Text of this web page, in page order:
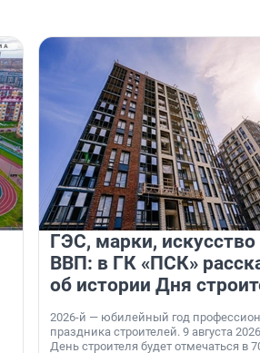
ГЭС, марки, искусство
ВВП: в ГК «ПСК»
об истории Дня
2026-й — юбилейный год
праздника строителей. 9 августа
День строителя будет отмечаться в